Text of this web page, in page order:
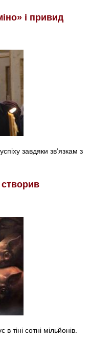
і привид
завдяки зв’язкам з
тіні сотні мільйонів.